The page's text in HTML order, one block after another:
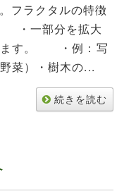
フラクタルの特徴
・一部分を拡大
ます。 ・例：写
菜）・樹木の...
続きを読む